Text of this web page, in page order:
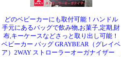
どのベビーカーにも取付可能！ハンドル
手元にあるバッグで飲み物,お菓子,定期,財
布,キーケースなどさっと取り出し可能！
ベビーカー バッグ GRAYBEAR（グレイベ
ア）2WAY ストローラーオーガナイザー